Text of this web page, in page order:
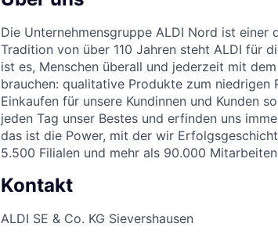
Die Unternehmensgruppe ALDI Nord ist
Tradition von über 110 Jahren steht ALDI für
ist es, Menschen überall und jederzeit mit
brauchen: qualitative Produkte zum niedrigen
Einkaufen für unsere Kundinnen und Kunden
jeden Tag unser Bestes und erfinden uns
das ist die Power, mit der wir
5.500 Filialen und mehr als 90.000
Kontakt
ALDI SE & Co. KG Sievershausen